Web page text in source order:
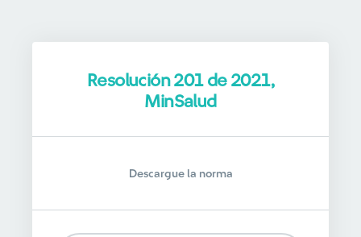
Resolución 201 de 2021,
MinSalud
Descargue la norma